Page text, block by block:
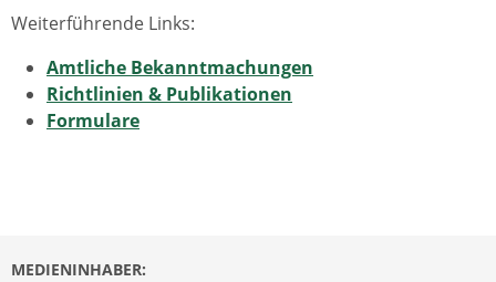
Weiterführende Links:
Amtliche Bekanntmachungen
Richtlinien & Publikationen
Formulare
MEDIENINHABER: